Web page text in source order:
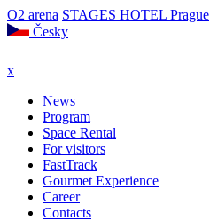
O2 arena STAGES HOTEL Prague
Česky
x
News
Program
Space Rental
For visitors
FastTrack
Gourmet Experience
Career
Contacts